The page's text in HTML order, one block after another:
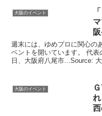
大阪のイベント
阪
週末には、ゆめプロに関心の
ベントを開いています。 代
日、大阪府八尾市...Source:
大阪のイベント